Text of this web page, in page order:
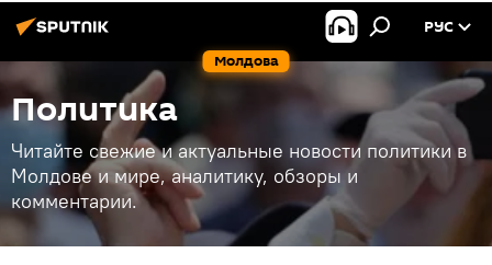
Молдова
РУС
Политика
Читайте свежие и актуальные новости политики в
Молдове и мире, аналитику, обзоры и
комментарии.